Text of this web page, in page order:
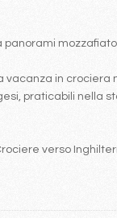
in
praticabili nella
verso